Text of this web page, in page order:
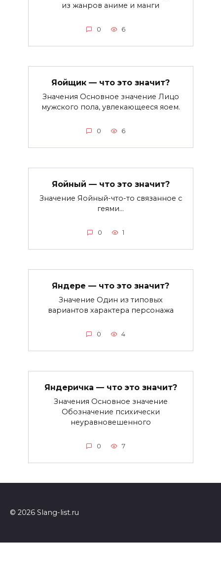
из жанров аниме и манги
0 6
Яойщик — что это значит?
Значения Основное значение Лицо
мужского пола, увлекающееся яоем.
0 6
Яойный — что это значит?
Значение Яойный-что-то связанное с
геями…
0 1
Яндере — что это значит?
Значение Один из типовых
вариантов характера персонажа
0 4
Яндеричка — что это значит?
Значения Основное значение
Обозначение психически
неуравновешенного
0 7
© 2026 Slang-list.ru